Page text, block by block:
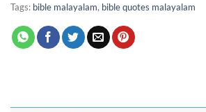
Tags: bible malayalam, bible quotes malayalam